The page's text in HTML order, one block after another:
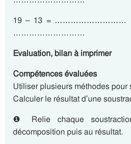
19 – 13 =
………………………
Evaluation, bilan à imprimer
Compétences évaluées
Utiliser plusieurs méthodes pour
Calculer le résultat d’une
❶ Relie chaque
décomposition puis au résultat.